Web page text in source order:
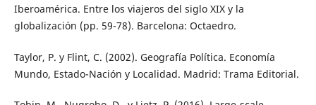
Iberoamérica. Entre los viajeros del siglo XIX y la
globalización (pp. 59-78). Barcelona: Octaedro.
Taylor, P. y Flint, C. (2002). Geografía Política. Economía
Mundo, Estado-Nación y Localidad. Madrid: Trama Editorial.